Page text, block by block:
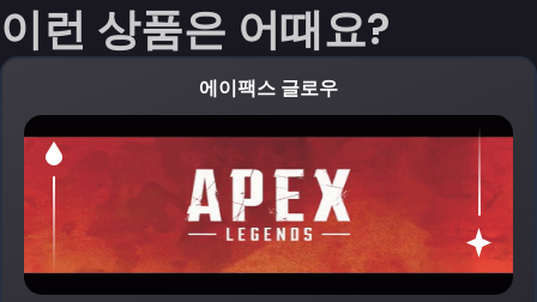
이런 상품은 어때요?
에이팩스 글로우